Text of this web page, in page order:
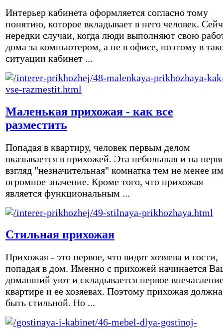
Интерьер кабинета оформляется согласно тому
понятию, которое вкладывает в него человек.
нередки случаи, когда люди выполняют свою
дома за компьютером, а не в офисе, поэтому в
ситуации кабинет ...
Маленькая прихожая - как все
разместить
Попадая в квартиру, человек первым делом
оказывается в прихожей. Эта небольшая и на
взгляд "незначительная" комнатка тем не менее
огромное значение. Кроме того, что прихожая
является функциональным ...
Стильная прихожая
Прихожая - это первое, что видят хозяева и гости,
попадая в дом. Именно с прихожей начинается
домашний уют и складывается первое
квартире и ее хозяевах. Поэтому прихожая должна
быть стильной. Но ...